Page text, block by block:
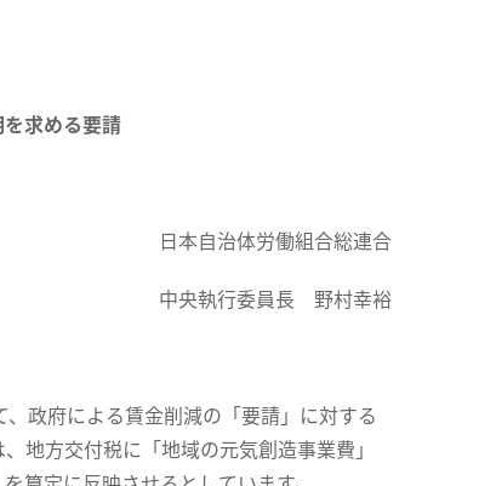
求める要請
日本自治体労働組合総連合
中央執行委員長 野村幸裕
政府による賃金削減の「要請」に対する
地方交付税に「地域の元気創造事業費」